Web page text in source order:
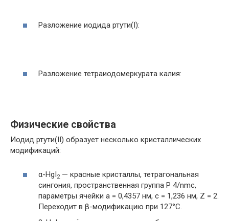
Разложение иодида ртути(I):
Разложение тетраиодомеркурата калия:
Физические свойства
Иодид ртути(II) образует несколько кристаллических
модификаций:
α-HgI2 — красные кристаллы, тетрагональная
сингония, пространственная группа P 4/nmc,
параметры ячейки a = 0,4357 нм, c = 1,236 нм, Z = 2.
Переходит в β-модификацию при 127°С.